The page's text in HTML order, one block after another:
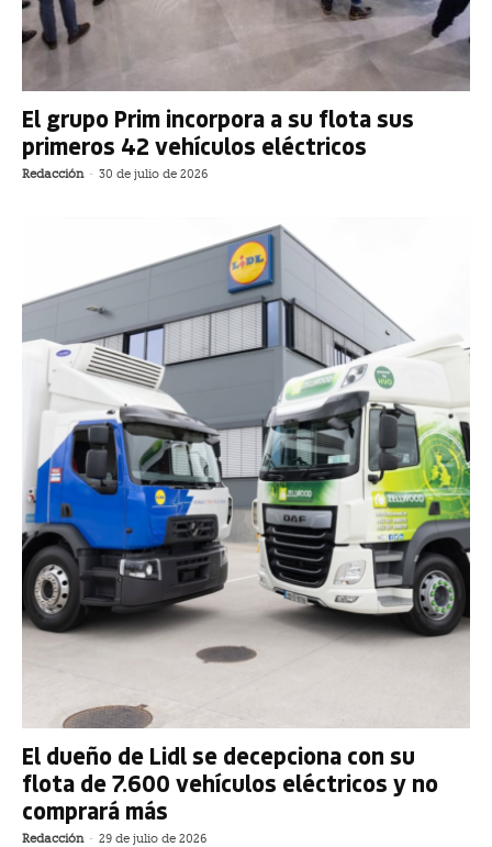
El grupo Prim incorpora a su flota sus
primeros 42 vehículos eléctricos
Redacción - 30 de julio de 2026
El dueño de Lidl se decepciona con su
flota de 7.600 vehículos eléctricos y no
comprará más
Redacción - 29 de julio de 2026